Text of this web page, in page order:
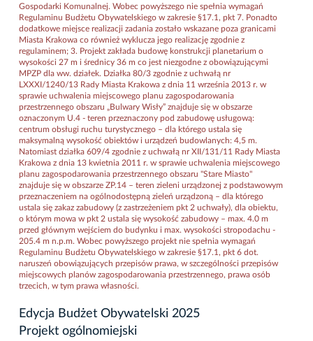
Gospodarki Komunalnej. Wobec powyższego nie spełnia wymagań
Regulaminu Budżetu Obywatelskiego w zakresie §17.1, pkt 7. Ponadto
dodatkowe miejsce realizacji zadania zostało wskazane poza granicami
Miasta Krakowa co również wyklucza jego realizację zgodnie z
regulaminem; 3. Projekt zakłada budowę konstrukcji planetarium o
wysokości 27 m i średnicy 36 m co jest niezgodne z obowiązującymi
MPZP dla ww. działek. Działka 80/3 zgodnie z uchwałą nr
LXXXI/1240/13 Rady Miasta Krakowa z dnia 11 września 2013 r. w
sprawie uchwalenia miejscowego planu zagospodarowania
przestrzennego obszaru „Bulwary Wisły” znajduje się w obszarze
oznaczonym U.4 - teren przeznaczony pod zabudowę usługową:
centrum obsługi ruchu turystycznego – dla którego ustala się
maksymalną wysokość obiektów i urządzeń budowlanych: 4,5 m.
Natomiast działka 609/4 zgodnie z uchwałą nr XII/131/11 Rady Miasta
Krakowa z dnia 13 kwietnia 2011 r. w sprawie uchwalenia miejscowego
planu zagospodarowania przestrzennego obszaru "Stare Miasto"
znajduje się w obszarze ZP.14 – teren zieleni urządzonej z podstawowym
przeznaczeniem na ogólnodostępną zieleń urządzoną – dla którego
ustala się zakaz zabudowy (z zastrzeżeniem pkt 2 uchwały), dla obiektu,
o którym mowa w pkt 2 ustala się wysokość zabudowy – max. 4.0 m
przed głównym wejściem do budynku i max. wysokości stropodachu -
205.4 m n.p.m. Wobec powyższego projekt nie spełnia wymagań
Regulaminu Budżetu Obywatelskiego w zakresie §17.1, pkt 6 dot.
naruszeń obowiązujących przepisów prawa, w szczególności przepisów
miejscowych planów zagospodarowania przestrzennego, prawa osób
trzecich, w tym prawa własności.
Edycja Budżet Obywatelski 2025
Projekt ogólnomiejski